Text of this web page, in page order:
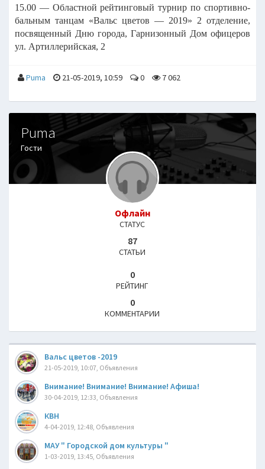
15.00 — Областной рейтинговый турнир по спортивно-
бальным танцам «Вальс цветов — 2019» 2 отделение,
посвященный Дню города, Гарнизонный Дом офицеров
ул. Артиллерийская, 2
Puma 21-05-2019, 10:59 0 7 062
Puma
Гости
Офлайн
СТАТУС
87
СТАТЬИ
0
РЕЙТИНГ
0
КОММЕНТАРИИ
Вальс цветов -2019
21-05-2019, 10:07, Объявления
Внимание! Внимание! Внимание! Афиша!
30-04-2019, 12:33, Объявления
КВН
4-04-2019, 12:48, Объявления
МАУ " Городской дом культуры "
1-03-2019, 13:45, Объявления